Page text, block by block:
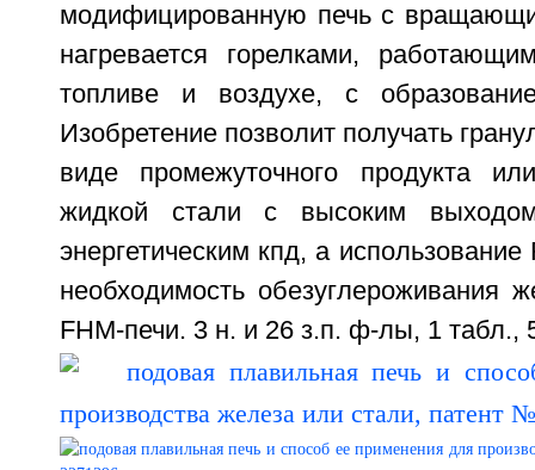
модифицированную печь с
нагревается горелками,
топливе и воздухе, с
Изобретение позволит получать
виде промежуточного продукта
жидкой стали с высоким
энергетическим кпд, а
необходимость обезуглероживания
FHM-печи. 3 н. и 26 з.п. ф-лы, 1 табл.,